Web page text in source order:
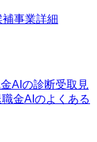
補事業詳細
AIの診断受取見
金AIのよくある